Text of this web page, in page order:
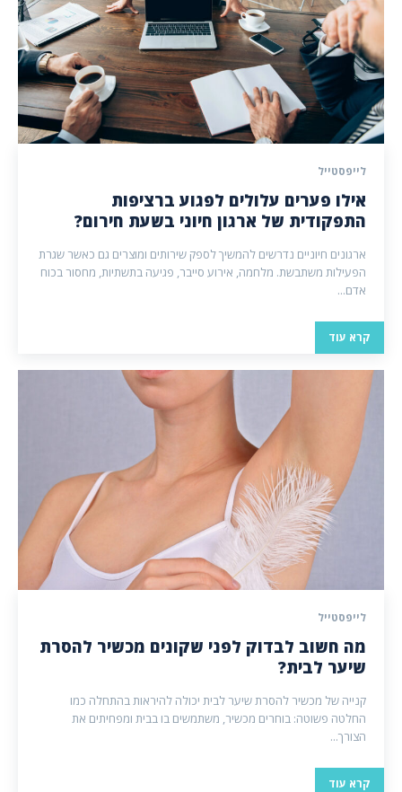
לייפסטייל
אילו פערים עלולים לפגוע ברציפות
התפקודית של ארגון חיוני בשעת חירום?
ארגונים חיוניים נדרשים להמשיך לספק שירותים ומוצרים גם כאשר שגרת
הפעילות משתבשת. מלחמה, אירוע סייבר, פגיעה בתשתיות, מחסור בכוח
אדם...
קרא עוד
לייפסטייל
מה חשוב לבדוק לפני שקונים מכשיר להסרת
שיער לבית?
קנייה של מכשיר להסרת שיער לבית יכולה להיראות בהתחלה כמו
החלטה פשוטה: בוחרים מכשיר, משתמשים בו בבית ומפחיתים את
הצורך...
קרא עוד